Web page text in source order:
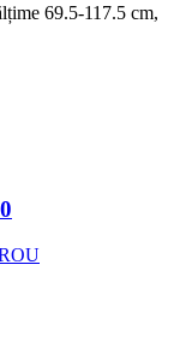
69.5-117.5 cm,